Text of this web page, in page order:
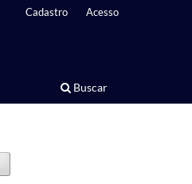
Buscar
Cadastro Acesso